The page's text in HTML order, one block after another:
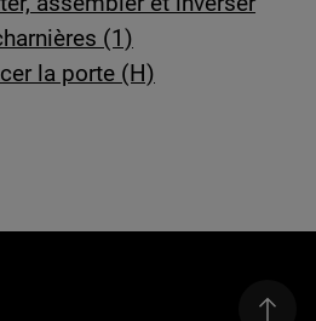
(1)
la porte (H)